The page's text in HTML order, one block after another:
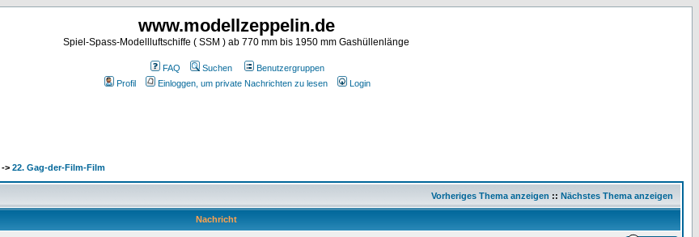
www.modellzeppelin.de
Spiel-Spass-Modellluftschiffe ( SSM ) ab 770 mm bis 1950 mm Gashüllenlänge
FAQ Suchen
Benutzergruppen
Profil
Einloggen, um private Nachrichten zu lesen Login
-> 22. Gag-der-Film-Film
Vorheriges Thema anzeigen :: Nächstes Thema anzeigen
Nachricht